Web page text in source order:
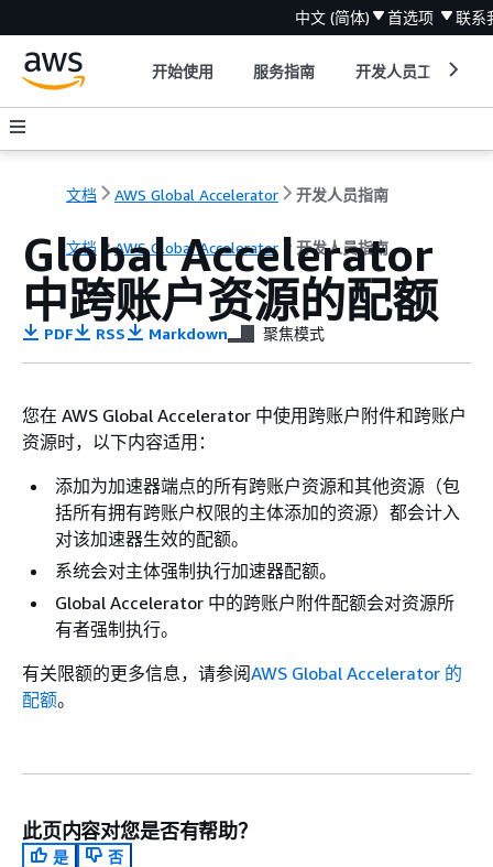
中文 (简体) 首选项 联系
开始使用 服务指南 开发人员工具
文档 AWS Global Accelerator 开发人员指南
文档 AWS Global Accelerator 开发人员指南
Global Accelerator
中跨账户资源的配额
PDF RSS Markdown 聚焦模式
您在 AWS Global Accelerator 中使用跨账户附件和跨账户
资源时，以下内容适用：
添加为加速器端点的所有跨账户资源和其他资源（包
括所有拥有跨账户权限的主体添加的资源）都会计入
对该加速器生效的配额。
系统会对主体强制执行加速器配额。
Global Accelerator 中的跨账户附件配额会对资源所
有者强制执行。
有关限额的更多信息，请参阅AWS Global Accelerator 的
配额。
此页内容对您是否有帮助？
是
否